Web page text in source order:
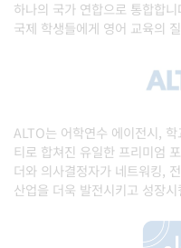
하나의 국가 연합으로 통합합
국제 학생들에게 영어 교육의
ALTO는 어학연수 에이전시,
티로 합쳐진 유일한 프리미엄
더와 의사결정자가 네트워킹,
산업을 더욱 발전시키고 성장